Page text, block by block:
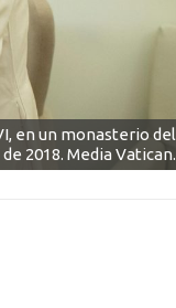
en un monasterio del
2018. Media Vatican.